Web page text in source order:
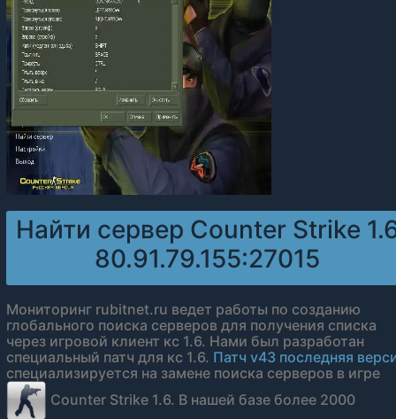
Найти сервер Counter Strike
80.91.79.155:27015
Мониторинг rubitnet.ru ведет работы по созданию
глобального поиска серверов для получения списка
через игровой клиент кс 1.6. Нами был разработан
специальный патч для кс 1.6. Патч v43 последняя
специализируется на замене поиска серверов в игре
Counter Strike 1.6. В нашей базе более 2000